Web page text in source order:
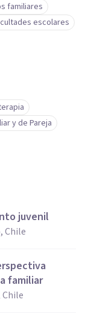
familiares
escolares
y de Pareja
juvenil
Chile
familiar